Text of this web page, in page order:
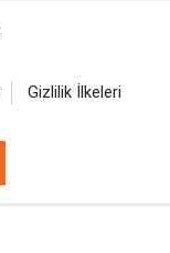
Gizlilik İlkeleri